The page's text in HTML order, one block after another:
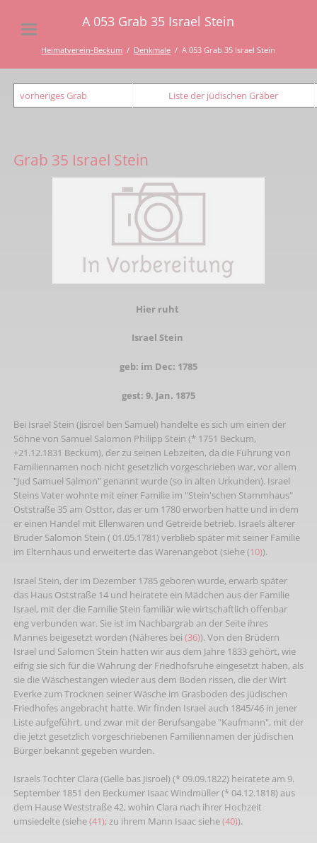
A 053 Grab 35 Israel Stein
Heimatverein-Beckum Denkmale A 053 Grab 35 Israel Stein
vorheriges Grab Liste der jüdischen Gräber
Grab 35 Israel Stein
Hier ruht
Israel Stein
geb: im Dec: 1785
gest: 9. Jan. 1875
Bei Israel Stein (Jisroel ben Samuel) handelte es sich um einen der
Söhne von Samuel Salomon Philipp Stein (* 1751 Beckum,
+21.12.1831 Beckum), der zu seinen Lebzeiten, da die Führung von
Familiennamen noch nicht gesetzlich vorgeschrieben war, vor allem
"Jud Samuel Salmon" genannt wurde (so in alten Urkunden). Israel
Steins Vater wohnte mit einer Familie im "Stein'schen Stammhaus"
Oststraße 35 am Osttor, das er um 1780 erworben hatte und in dem
er einen Handel mit Ellenwaren und Getreide betrieb. Israels älterer
Bruder Salomon Stein ( 01.05.1781) verblieb später mit seiner Familie
im Elternhaus und erweiterte das Warenangebot (siehe (10)).
Israel Stein, der im Dezember 1785 geboren wurde, erwarb später
das Haus Oststraße 14 und heiratete ein Mädchen aus der Familie
Israel, mit der die Familie Stein familiär wie wirtschaftlich offenbar
eng verbunden war. Sie ist im Nachbargrab an der Seite ihres
Mannes beigesetzt worden (Näheres bei (36)). Von den Brüdern
Israel und Salomon Stein hatten wir aus dem Jahre 1833 gehört, wie
eifrig sie sich für die Wahrung der Friedhofsruhe eingesetzt haben, als
sie die Wäschestangen wieder aus dem Boden rissen, die der Wirt
Everke zum Trocknen seiner Wäsche im Grasboden des jüdischen
Friedhofes angebracht hatte. Wir finden Israel auch 1845/46 in jener
Liste aufgeführt, und zwar mit der Berufsangabe "Kaufmann", mit der
die jetzt gesetzlich vorgeschriebenen Familiennamen der jüdischen
Bürger bekannt gegeben wurden.
Israels Tochter Clara (Gelle bas Jisroel) (* 09.09.1822) heiratete am 9.
September 1851 den Beckumer Isaac Windmüller (* 04.12.1818) aus
dem Hause Weststraße 42, wohin Clara nach ihrer Hochzeit
umsiedelte (siehe(41); zu ihrem Mann Isaac siehe(40)).